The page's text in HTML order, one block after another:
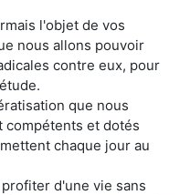
l'objet de vos
nous allons pouvoir
contre eux, pour
que nous
compétents et dotés
chaque jour au
d'une vie sans